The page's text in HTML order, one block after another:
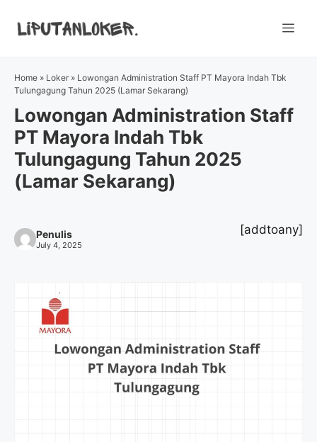
Home » Loker » Lowongan Administration Staff PT Mayora Indah Tbk
Tulungagung Tahun 2025 (Lamar Sekarang)
Lowongan Administration Staff
PT Mayora Indah Tbk
Tulungagung Tahun 2025
(Lamar Sekarang)
Penulis
July 4, 2025
[addtoany]